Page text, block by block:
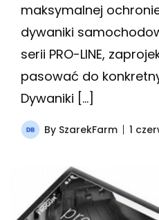
maksymalnej
dywaniki
serii PRO-LINE,
pasować do
Dywaniki […]
By SzarekFarm 1